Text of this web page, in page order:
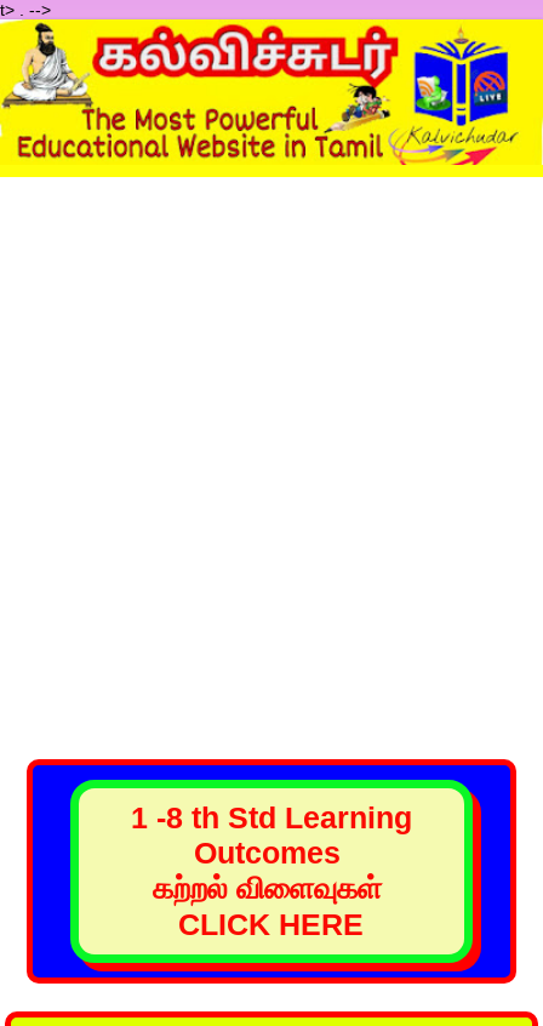
t> -->
1 -8 th Std Learning
Outcomes
கற்றல் விளைவுகள்
CLICK HERE